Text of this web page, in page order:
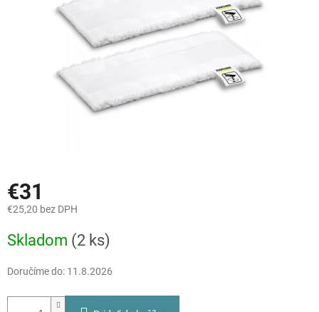
€31
€25,20 bez DPH
cena:
Skladom (2 ks)
Doručíme do: 11.8.2026